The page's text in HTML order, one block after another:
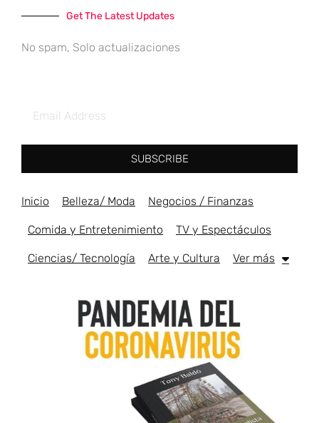
Get The Latest Updates
No spam, Solo actualizaciones
SUBSCRIBE
Inicio Belleza/ Moda Negocios / Finanzas
Comida y Entretenimiento TV y Espectáculos
Ciencias/ Tecnología Arte y Cultura Ver más